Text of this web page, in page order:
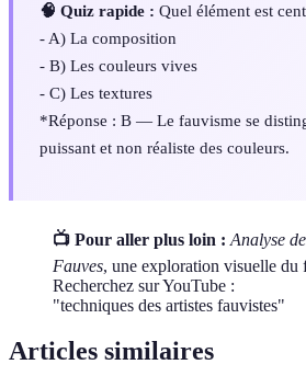
🧠 Quiz rapide : Quel élément est
- A) La composition
- B) Les couleurs vives
- C) Les textures
*Réponse : B — Le fauvisme se
puissant et non réaliste des couleurs.
📺 Pour aller plus loin : Analyse
Fauves, une exploration visuelle du
Recherchez sur YouTube :
"techniques des artistes fauvistes"
Articles similaires